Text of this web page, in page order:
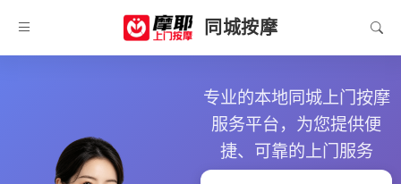
同城按摩
专业的本地同城上门按摩
服务平台，为您提供便
捷、可靠的上门服务